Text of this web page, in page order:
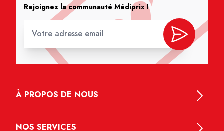
Rejoignez la communauté Médiprix !
À PROPOS DE NOUS
NOS SERVICES